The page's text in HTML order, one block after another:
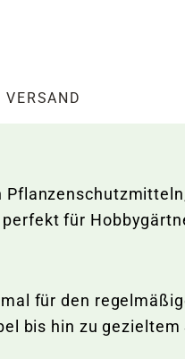
VERSAND
für
für den
bis hin zu gezieltem